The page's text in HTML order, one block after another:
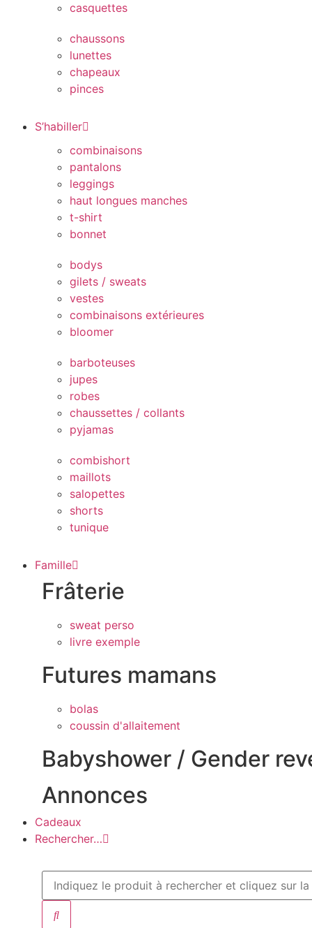
casquettes
chaussons
lunettes
chapeaux
pinces
S’habiller
combinaisons
pantalons
leggings
haut longues manches
t-shirt
bonnet
bodys
gilets / sweats
vestes
combinaisons extérieures
bloomer
barboteuses
jupes
robes
chaussettes / collants
pyjamas
combishort
maillots
salopettes
shorts
tunique
Famille
Frâterie
sweat perso
livre exemple
Futures mamans
bolas
coussin d'allaitement
Babyshower / Gender
Annonces
Cadeaux
Rechercher…